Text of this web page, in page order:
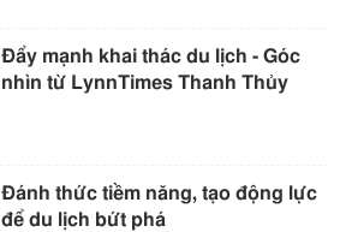
Đẩy mạnh khai thác du lịch - Góc
nhìn từ LynnTimes Thanh Thủy
Đánh thức tiềm năng, tạo động lực
để du lịch bứt phá